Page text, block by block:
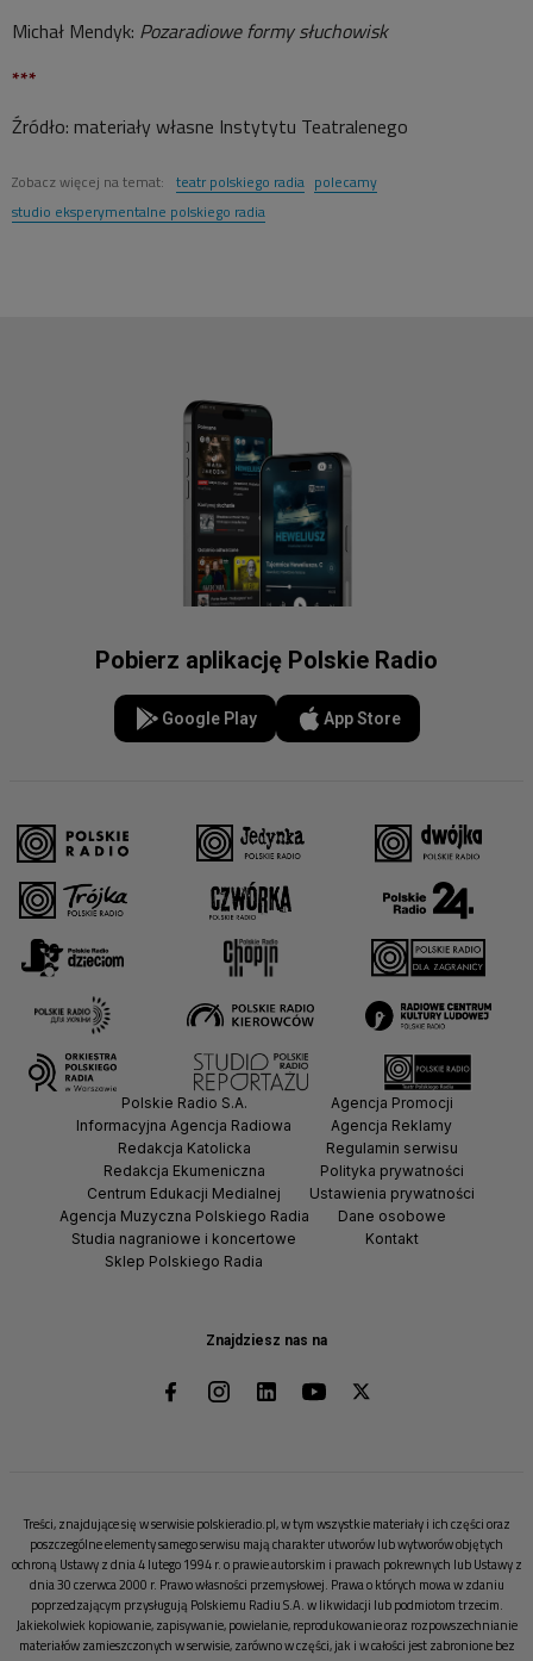
Michał Mendyk: Pozaradiowe formy słuchowisk
***
Źródło: materiały własne Instytytu Teatralenego
Zobacz więcej na temat: teatr polskiego radia polecamy
studio eksperymentalne polskiego radia
Pobierz aplikację Polskie Radio
Google Play App Store
Znajdziesz nas na
Polskie Radio S.A.
Informacyjna Agencja Radiowa
Redakcja Katolicka
Redakcja Ekumeniczna
Centrum Edukacji Medialnej
Agencja Muzyczna Polskiego Radia
Studia nagraniowe i koncertowe
Sklep Polskiego Radia
Agencja Promocji
Agencja Reklamy
Regulamin serwisu
Polityka prywatności
Ustawienia prywatności
Dane osobowe
Kontakt
Treści, znajdujące się w serwisie polskieradio.pl, w tym wszystkie materiały i ich części oraz
poszczególne elementy samego serwisu mają charakter utworów lub wytworów objętych
ochroną Ustawy z dnia 4 lutego 1994 r. o prawie autorskim i prawach pokrewnych lub Ustawy z
dnia 30 czerwca 2000 r. Prawo własności przemysłowej. Prawa o których mowa w zdaniu
poprzedzającym przysługują Polskiemu Radiu S.A. w likwidacji lub podmiotom trzecim.
Jakiekolwiek kopiowanie, zapisywanie, powielanie, reprodukowanie oraz rozpowszechnianie
materiałów zamieszczonych w serwisie, zarówno w części, jak i w całości jest zabronione bez